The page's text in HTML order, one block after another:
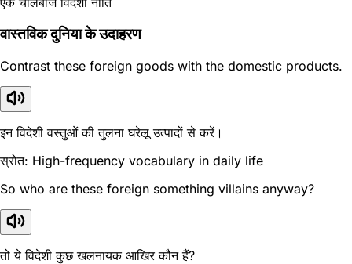
वास्तविक दुनिया के उदाहरण
Contrast these foreign goods with the domestic products.
इन विदेशी वस्तुओं की तुलना घरेलू उत्पादों से करें।
स्रोत: High-frequency vocabulary in daily life
So who are these foreign something villains anyway?
तो ये विदेशी कुछ खलनायक आखिर कौन हैं?